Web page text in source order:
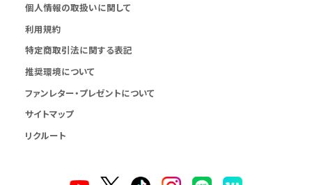
個人情報の取扱いに関して
利用規約
特定商取引法に関する表記
推奨環境について
ファンレター・プレゼントについて
サイトマップ
リクルート